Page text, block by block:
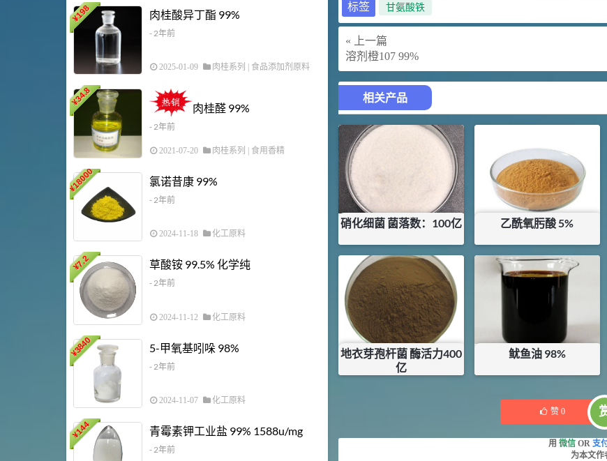
标签 甘氨酸铁
« 上一篇
溶剂橙107 99%
相关产品
硝化细菌 菌落数：100亿
¥24
库存：
KG
乙酰氧肟酸 5%
¥4
库存：14KG
地衣芽孢杆菌 酶活力400
亿
鱿鱼油 98%
库存：0KG
赞 0
用 微信 OR 支
为本文作
¥
198 肉桂酸异丁酯 99%
- 2年前
2025-01-09 肉桂系列 食品添加剂原料
¥
34.8
肉桂醛 99%
- 2年前
2021-07-20 肉桂系列 | 食用香精
¥
18000 氯诺昔康 99%
- 2年前
2024-11-18 化工原料
¥
7.2 草酸铵 99.5% 化学纯
- 2年前
2024-11-12 化工原料
¥
3840 5-甲氧基吲哚 98%
- 2年前
2024-11-07 化工原料
¥
144 青霉素钾工业盐 99% 1588u/mg
- 2年前
1 胍基乙酸 98%
浏览量 - 5.51w
2021-06-17
145 多效唑 90%
浏览量 - 4.4w
29 N-羟甲基丙烯酰胺 98% NMA
浏览量 - 1.98w
2021-06-22
92 5
对甲氧基苯甲醛（茴香醛）